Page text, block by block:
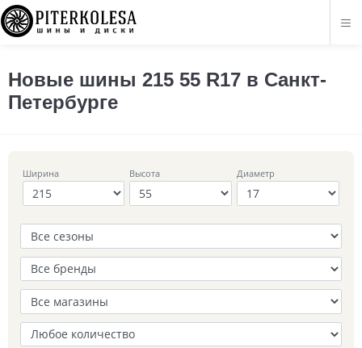
Новые шины 215 55 R17 в Санкт-
Петербурге
Ширина Высота Диаметр